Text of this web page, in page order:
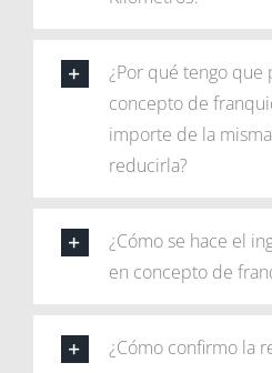
¿Por qué tengo que
concepto de
importe de la
reducirla?
¿Cómo se hace el
en concepto de
¿Cómo confirmo la